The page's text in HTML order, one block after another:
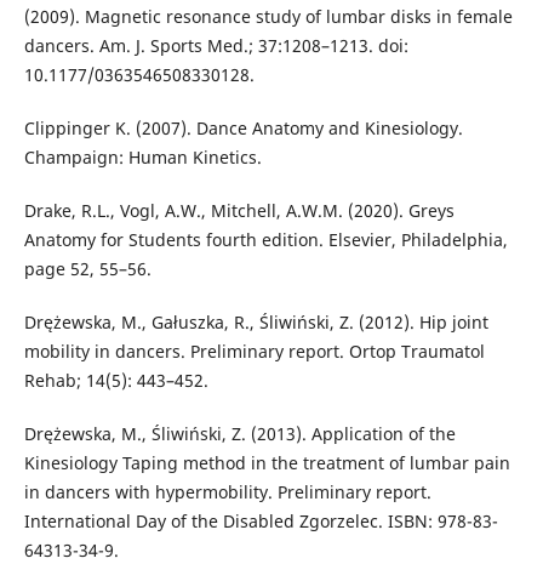
(2009). Magnetic resonance study of lumbar disks in female
dancers. Am. J. Sports Med.; 37:1208–1213. doi:
10.1177/0363546508330128.
Clippinger K. (2007). Dance Anatomy and Kinesiology.
Champaign: Human Kinetics.
Drake, R.L., Vogl, A.W., Mitchell, A.W.M. (2020). Greys
Anatomy for Students fourth edition. Elsevier, Philadelphia,
page 52, 55–56.
Drężewska, M., Gałuszka, R., Śliwiński, Z. (2012). Hip joint
mobility in dancers. Preliminary report. Ortop Traumatol
Rehab; 14(5): 443–452.
Drężewska, M., Śliwiński, Z. (2013). Application of the
Kinesiology Taping method in the treatment of lumbar pain
in dancers with hypermobility. Preliminary report.
International Day of the Disabled Zgorzelec. ISBN: 978-83-
64313-34-9.